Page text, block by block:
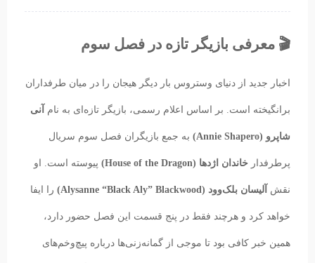
🎬 معرفی بازیگر تازه در فصل سوم
اخبار جدید از دنیای وستروس بار دیگر هیجان را در میان طرفداران
برانگیخته است. بر اساس اعلام رسمی، بازیگر تازه‌ای به نام آنی
شاپرو (Annie Shapero) به جمع بازیگران فصل سوم سریال
پرطرفدار خاندان اژدها (House of the Dragon) پیوسته است. او
نقش آلیسان بلک‌وود (Alysanne “Black Aly” Blackwood) را ایفا
خواهد کرد و هرچند فقط در پنج قسمت این فصل حضور دارد،
همین خبر کافی بود تا موجی از گمانه‌زنی‌ها درباره پیچ‌وخم‌های